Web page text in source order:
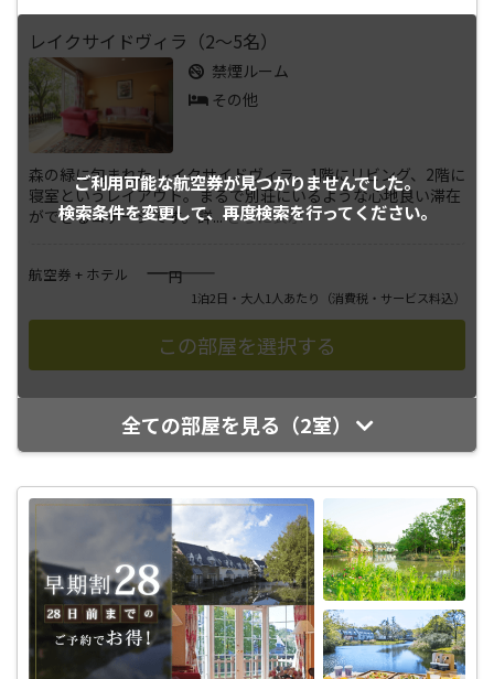
ご利用可能な航空券が見つかりませんでした。
検索条件を変更して、 再度検索を行ってください。
レイクサイドヴィラ（2～5名）
禁煙ルーム
その他
森の緑に包まれた レイクサイドヴィラ。1階にリビング、2階に
寝室というレイアウト。まるで別荘にいるような心地良い滞在
ができるコテージです。詳... さらに表示
航空券 + ホテル ――――円
1泊2日・大人1人あたり （消費税・サービス料込）
全ての部屋を見る（2室）